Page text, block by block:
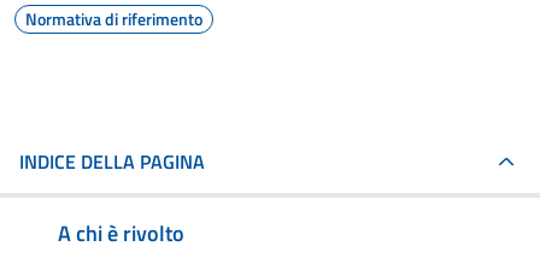
Normativa di riferimento
INDICE DELLA PAGINA
A chi è rivolto